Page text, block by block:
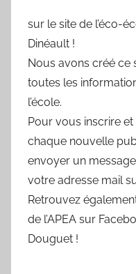
sur le site de l’éco-
Dinéault !
Nous avons créé ce
toutes les
l’école.
Pour vous inscrire
chaque nouvelle
envoyer un
votre adresse mail
Retrouvez
de l’APEA sur
Douguet !